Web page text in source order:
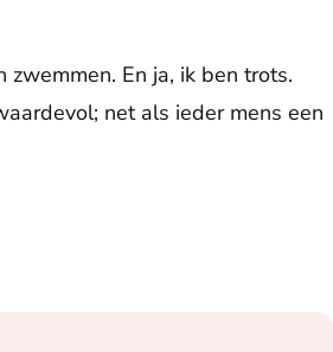
En ja, ik ben trots.
net als ieder mens een